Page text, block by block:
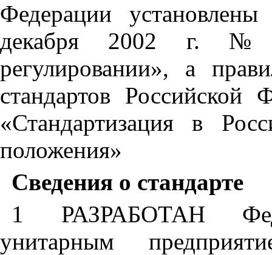
Федерации
установлены
декабря 2002 г.
регулировании», а
стандартов
Российской
«Стандартизация
в
положения»
Сведения о стандарте
1
РАЗРАБОТАН
унитарным